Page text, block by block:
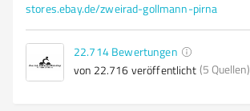
stores.ebay.de/zweirad-gollmann-pirna
22.714 Bewertungen
von 22.716 veröffentlicht (5 Quellen)